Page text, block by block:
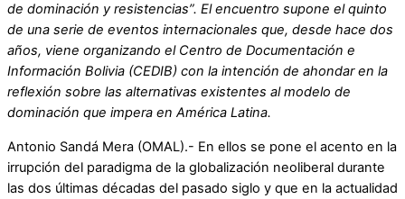
de dominación y resistencias”. El encuentro supone el quinto
de una serie de eventos internacionales que, desde hace dos
años, viene organizando el Centro de Documentación e
Información Bolivia (CEDIB) con la intención de ahondar en la
reflexión sobre las alternativas existentes al modelo de
dominación que impera en América Latina.
Antonio Sandá Mera (OMAL).- En ellos se pone el acento en la
irrupción del paradigma de la globalización neoliberal durante
las dos últimas décadas del pasado siglo y que en la actualidad